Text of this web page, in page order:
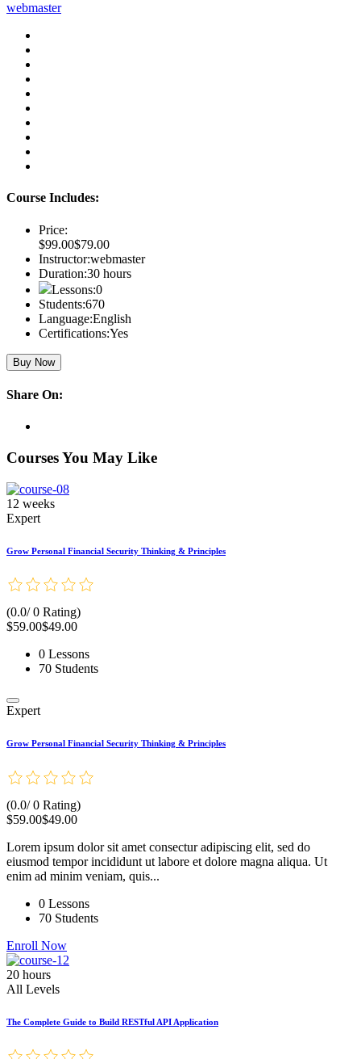
webmaster
Course Includes:
Price:
$99.00$79.00
Instructor:webmaster
Duration:30 hours
Lessons:0
Students:670
Language:English
Certifications:Yes
Buy Now
Share On:
Courses You May Like
12 weeks
Expert
Grow Personal Financial Security Thinking & Principles
(0.0/ 0 Rating)
$59.00$49.00
0 Lessons
70 Students
Expert
Grow Personal Financial Security Thinking & Principles
(0.0/ 0 Rating)
$59.00$49.00
Lorem ipsum dolor sit amet consectur adipiscing elit, sed do
eiusmod tempor incididunt ut labore et dolore magna aliqua. Ut
enim ad minim veniam, quis...
0 Lessons
70 Students
Enroll Now
20 hours
All Levels
The Complete Guide to Build RESTful API Application